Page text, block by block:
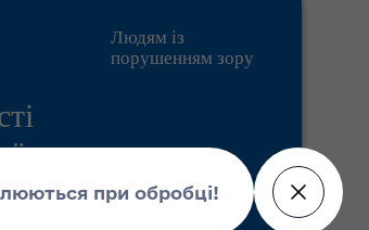
Людям із
порушенням зору